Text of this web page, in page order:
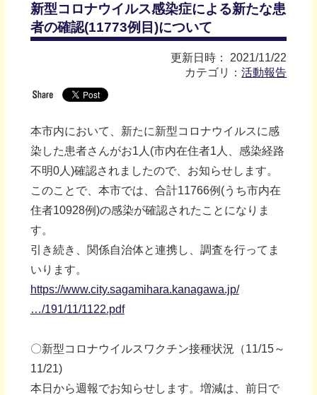
新型コロナウイルス感染症による新たな患
者の確認(11773例目)について
更新日時： 2021/11/22
カテゴリ：活動報告
本市内において、新たに新型コロナウイルスに感
染した患者さんがお1人(市内在住者1人、感染経路
不明0人)確認されましたので、お知らせします。
このことで、本市では、合計11766例(うち市内在
住者10928例)の感染が確認されたことになりま
す。
引き続き、関係自治体と連携し、調査を行ってま
いります。
https://www.city.sagamihara.kanagawa.jp/
…/191/11/1122.pdf
〇新型コロナウイルスワクチン接種状況（11/15～
11/21)
本日から週報でお知らせします。増減は、前日で